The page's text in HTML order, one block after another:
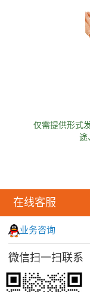
仅需提供形式
途
在线客服
业务咨询
微信扫一扫联系